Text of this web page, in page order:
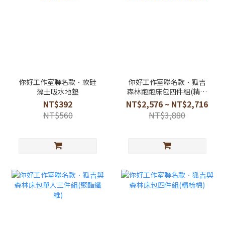
你好工作室聯名款．軟硅
藻土吸水地墊
NT$392
NT$560
你好工作室聯名款．狐吉
森林跑跑床包四件組(精梳
棉)
NT$2,576 ~ NT$2,716
NT$3,880